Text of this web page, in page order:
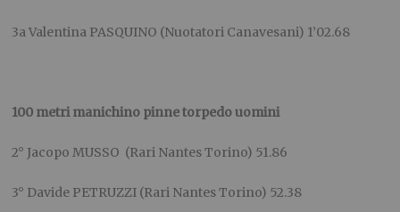
3a Valentina PASQUINO (Nuotatori Canavesani) 1’02.68
100 metri manichino pinne torpedo uomini
2° Jacopo MUSSO (Rari Nantes Torino) 51.86
3° Davide PETRUZZI (Rari Nantes Torino) 52.38